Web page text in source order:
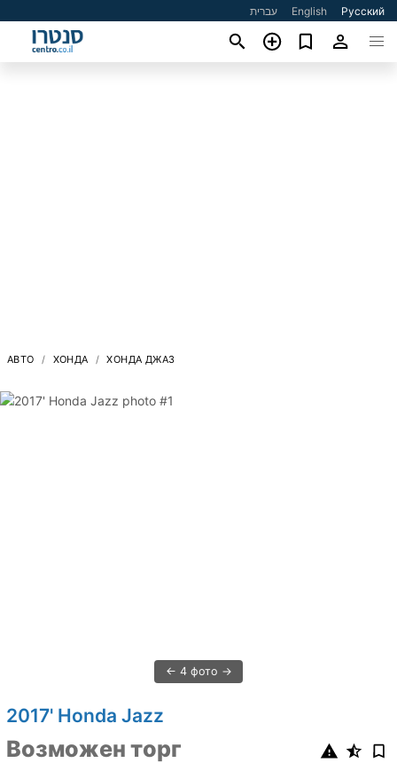
עברית English Русский
АВТО ХОНДА ХОНДА ДЖАЗ
4 фото
2017' Honda Jazz
Возможен торг